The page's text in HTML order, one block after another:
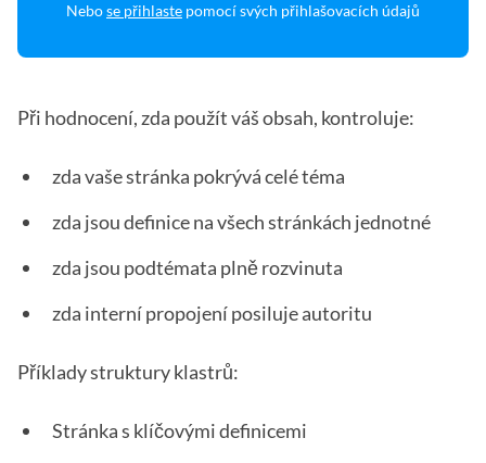
Nebose přihlaste pomocí svých přihlašovacích údajů
Při hodnocení, zda použít váš obsah, kontroluje:
zda vaše stránka pokrývá celé téma
zda jsou definice na všech stránkách jednotné
zda jsou podtémata plně rozvinuta
zda interní propojení posiluje autoritu
Příklady struktury klastrů:
Stránka s klíčovými definicemi